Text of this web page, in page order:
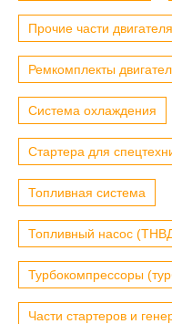
Прочие части двигателя
Ремкомплекты
Система охлаждения
Стартера для
Топливная система
Топливный насос
Турбокомпрессоры
Части стартеров и